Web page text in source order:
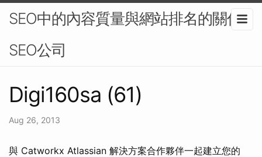
SEO中的內容質量與網站排名的關係-
SEO公司
Digi160sa (61)
Aug 26, 2013
與 Catworkx Atlassian 解決方案合作夥伴一起建立您的